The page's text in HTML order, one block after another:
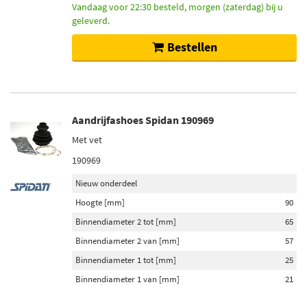
Vandaag voor 22:30 besteld, morgen (zaterdag) bij u
geleverd.
Bestellen
Aandrijfashoes Spidan 190969
Met vet
190969
Nieuw onderdeel
Hoogte [mm]
90
Binnendiameter 2 tot [mm]
65
Binnendiameter 2 van [mm]
57
Binnendiameter 1 tot [mm]
25
Binnendiameter 1 van [mm]
21